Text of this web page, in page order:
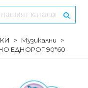
> Музикални
>
ЕДНОРОГ 90*60